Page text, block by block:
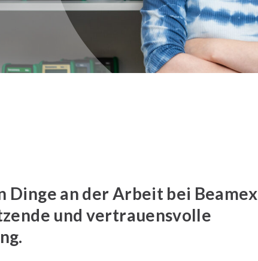
Dinge an der Arbeit bei Beamex
und vertrauensvolle